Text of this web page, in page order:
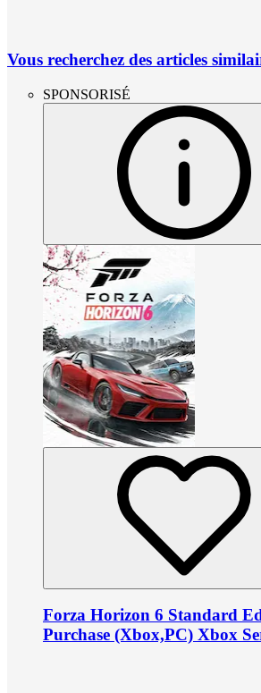
Vous recherchez des articles
SPONSORISÉ
Forza Horizon 6 Standard
Purchase (Xbox,PC) Xbox